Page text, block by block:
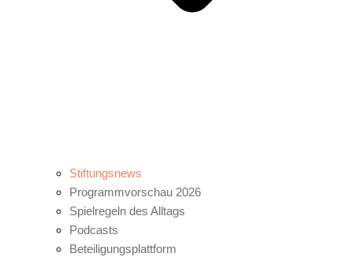
Stiftungsnews
Programmvorschau 2026
Spielregeln des Alltags
Podcasts
Beteiligungsplattform